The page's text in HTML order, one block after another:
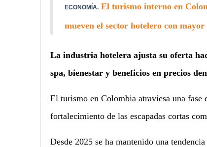
ECONOMÍA. El turismo interno en
mueven el sector hotelero con
La industria hotelera ajusta su oferta
spa, bienestar y beneficios en precios
El turismo en Colombia atraviesa una
fortalecimiento de las escapadas cortas
Desde 2025 se ha mantenido una